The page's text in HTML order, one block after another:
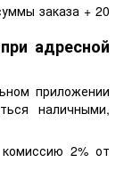
заказа + 20
адресной
приложении
наличными,
комиссию 2% от